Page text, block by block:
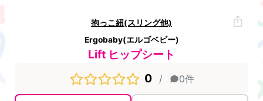
抱っこ紐(スリング他)
Ergobaby(エルゴベビー)
Lift ヒップシート
0
/ 0件